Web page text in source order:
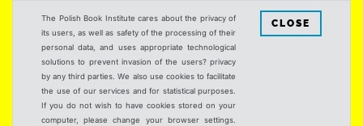
The Polish Book Institute cares about the privacy of
its users, as well as safety of the processing of their
personal data, and uses appropriate technological
solutions to prevent invasion of the users? privacy
by any third parties. We also use cookies to facilitate
the use of our services and for statistical purposes.
If you do not wish to have cookies stored on your
computer, please change your browser settings.
CLOSE